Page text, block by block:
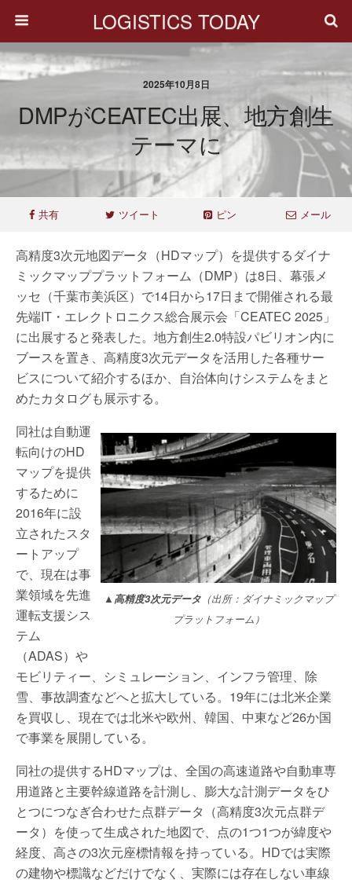
LOGISTICS TODAY
2025年10月8日
DMPがCEATEC出展、地方創生
テーマに
共有 ツイート ピン メール
高精度3次元地図データ（HDマップ）を提供するダイナ
ミックマッププラットフォーム（DMP）は8日、幕張メ
ッセ（千葉市美浜区）で14日から17日まで開催される最
先端IT・エレクトロニクス総合展示会「CEATEC 2025」
に出展すると発表した。地方創生2.0特設パビリオン内に
ブースを置き、高精度3次元データを活用した各種サー
ビスについて紹介するほか、自治体向けシステムをまと
めたカタログも展示する。
▲高精度3次元データ（出所：ダイナミックマップ
プラットフォーム）
同社は自動運
転向けのHD
マップを提供
するために
2016年に設
立されたスタ
ートアップ
で、現在は事
業領域を先進
運転支援シス
テム
（ADAS）や
モビリティー、シミュレーション、インフラ管理、除
雪、事故調査などへと拡大している。19年には北米企業
を買収し、現在では北米や欧州、韓国、中東など26か国
で事業を展開している。
同社の提供するHDマップは、全国の高速道路や自動車専
用道路と主要幹線道路を計測し、膨大な計測データをひ
とつにつなぎ合わせた点群データ（高精度3次元点群デ
ータ）を使って生成された地図で、点の1つ1つが緯度や
経度、高さの3次元座標情報を持っている。HDでは実際
の建物や標識などだけでなく、実際には存在しない車線